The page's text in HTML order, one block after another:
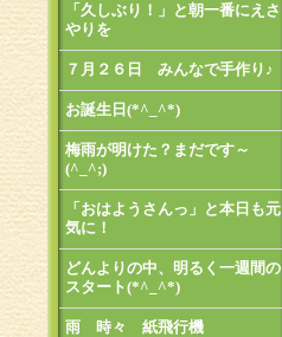
「久しぶり！」と朝一番にえさ
やりを
７月２６日 みんなで手作り♪
お誕生日(*^_^*)
梅雨が明けた？まだです～
(^_^;)
「おはようさんっ」と本日も元
気に！
どんよりの中、明るく一週間の
スタート(*^_^*)
雨 時々 紙飛行機